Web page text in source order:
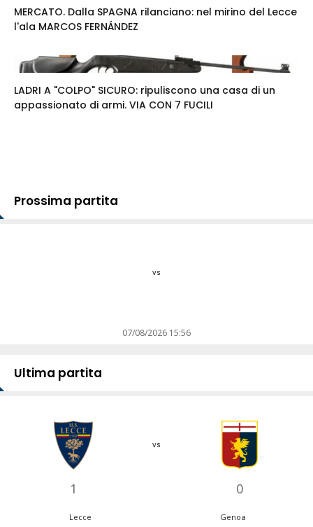
MERCATO. Dalla SPAGNA rilanciano: nel mirino del Lecce
l'ala MARCOS FERNÁNDEZ
LADRI A "COLPO" SICURO: ripuliscono una casa di un
appassionato di armi. VIA CON 7 FUCILI
Prossima partita
vs
07/08/2026 15:56
Ultima partita
1
vs
0
Lecce Genoa